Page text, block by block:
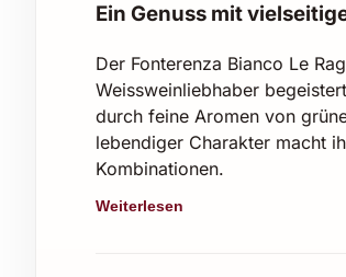
Ein Genuss mit
Der Fonterenza Bianco Le
Weissweinliebhaber
durch feine Aromen von
lebendiger Charakter macht
Kombinationen.
Eigenschaften und
Weiterlesen